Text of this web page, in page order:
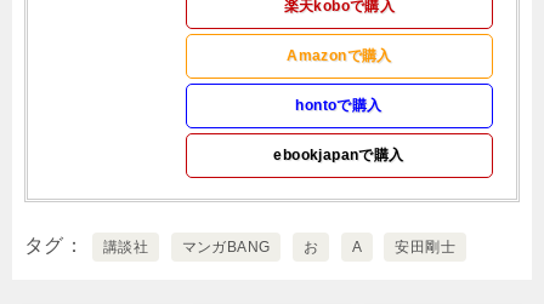
楽天koboで購入
Amazonで購入
hontoで購入
ebookjapanで購入
タグ 講談社 マンガBANG お A 安田剛士